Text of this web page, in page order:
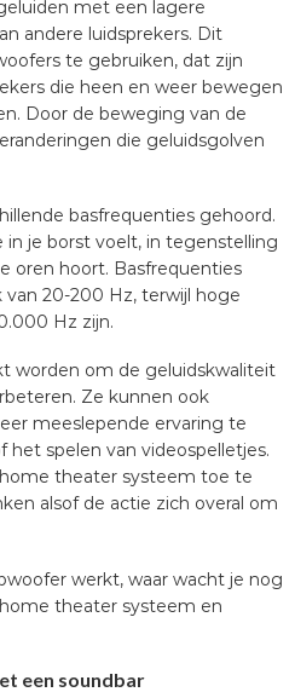
met een lagere
andere luidsprekers. Dit
te gebruiken, dat zijn
die heen en weer bewegen
Door de beweging van de
die geluidsgolven
basfrequenties gehoord.
in je borst voelt, in tegenstelling
oren hoort. Basfrequenties
20-200 Hz, terwijl hoge
Hz zijn.
worden om de geluidskwaliteit
Ze kunnen ook
meeslepende ervaring te
het spelen van videospelletjes.
theater systeem toe te
alsof de actie zich overal om
werkt, waar wacht je nog
theater systeem en
een soundbar